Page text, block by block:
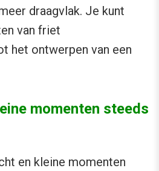
draagvlak. Je kunt
van friet
het ontwerpen van een
momenten steeds
en kleine momenten